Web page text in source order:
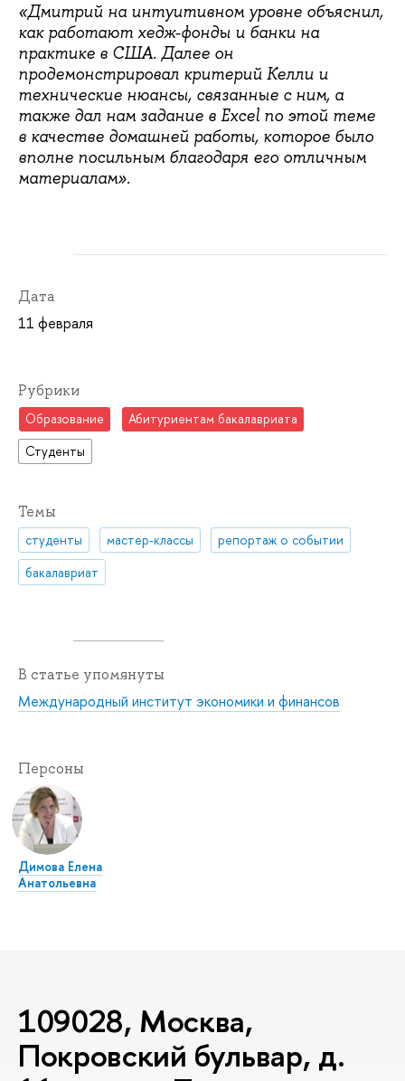
«Дмитрий на интуитивном уровне объяснил,
как работают хедж-фонды и банки на
практике в США. Далее он
продемонстрировал критерий Келли и
технические нюансы, связанные с ним, а
также дал нам задание в Excel по этой теме
в качестве домашней работы, которое было
вполне посильным благодаря его отличным
материалам».
Дата
11 февраля
Рубрики
Образование
Абитуриентам бакалавриата
Студенты
Темы
студенты мастер-классы
репортаж о событии
бакалавриат
В статье упомянуты
Международный институт экономики и финансов
Персоны
Димова Елена
Анатольевна
109028, Москва,
Покровский бульвар, д.